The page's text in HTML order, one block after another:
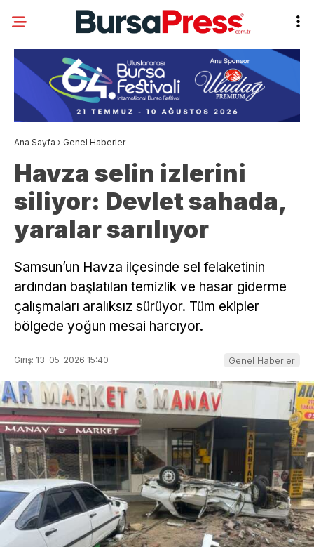
Ana Sayfa › Genel Haberler
Havza selin izlerini
siliyor: Devlet sahada,
yaralar sarılıyor
Samsun’un Havza ilçesinde sel felaketinin
ardından başlatılan temizlik ve hasar giderme
çalışmaları aralıksız sürüyor. Tüm ekipler
bölgede yoğun mesai harcıyor.
Giriş: 13-05-2026 15:40 Genel Haberler